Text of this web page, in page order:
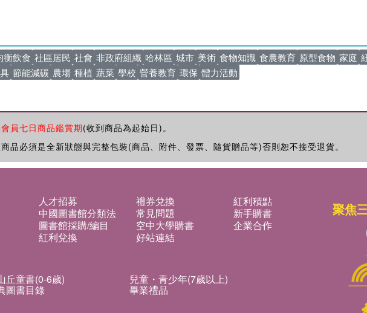
衡飲食 社區居民 社會 非政府組織 哈林區 城市 美術 食物知識 食農教育 原型食物 家庭
節能減碳 農場 種植 蔬菜 學校 營養教育 環保 體力活動
員七日商品鑑賞期(收到商品為起始日)。
品必須是全新狀態與完整包裝(商品、附件、發票、隨貨贈品等)否則恕不接受退貨。
人才招募 禮券兌換
紅利積點
中國圖書館分類法 常見問題
新手購書
圖書館採購/編目 空中大學購書
企業合作
紅利兌換 好站連結
丘童書(0-6歲) 兒童・青少年(7歲以上)
圖書目錄 畢業禮品
聚焦